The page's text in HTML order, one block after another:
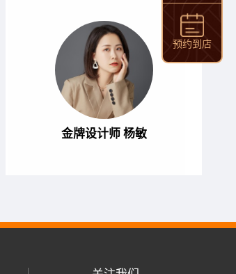
金牌设计师 杨敏
预约到店